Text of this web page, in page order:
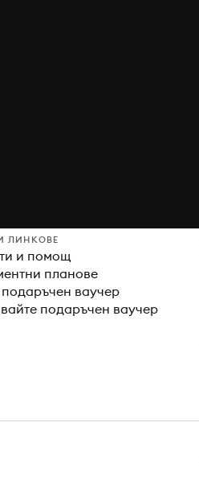
ЛИНКОВЕ
и помощ
планове
подаръчен ваучер
подаръчен ваучер